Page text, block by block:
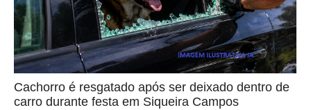
Cachorro é resgatado após ser deixado dentro de
carro durante festa em Siqueira Campos